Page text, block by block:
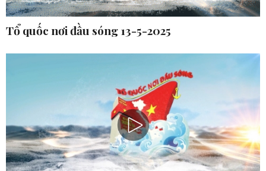
Tổ quốc nơi đầu sóng 13-5-2025